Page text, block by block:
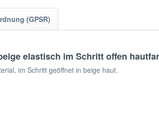
(GPSR)
elastisch im Schritt offen
im Schritt geöffnet in beige haut.